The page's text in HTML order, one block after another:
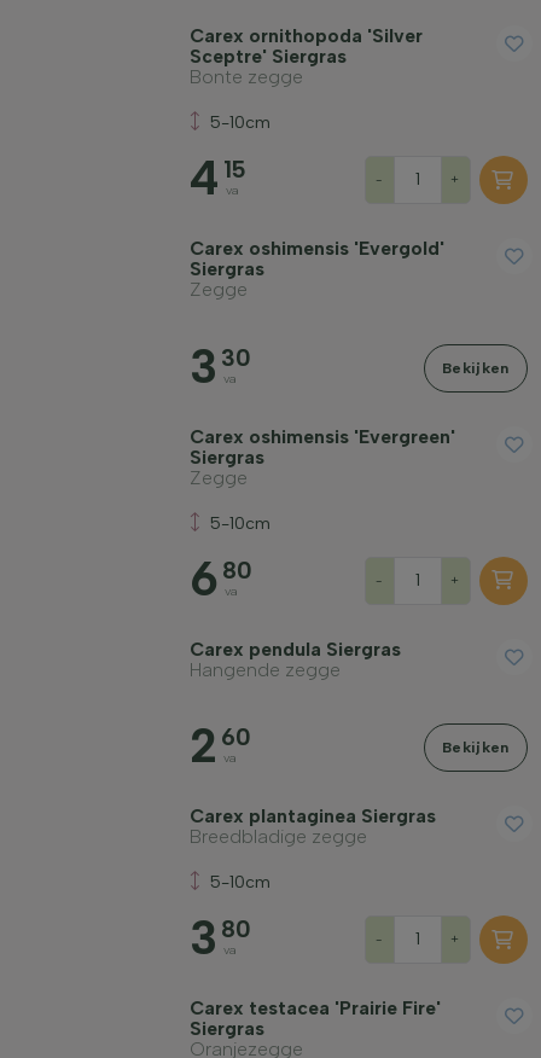
Carex ornithopoda 'Silver
Sceptre' Siergras
Bonte zegge
5-10cm
4 15
va
- +
Carex oshimensis 'Evergold'
Siergras
Zegge
3 30
va
Bekijken
Carex oshimensis 'Evergreen'
Siergras
Zegge
5-10cm
6 80
va
- +
Carex pendula Siergras
Hangende zegge
2 60
va
Bekijken
Carex plantaginea Siergras
Breedbladige zegge
5-10cm
3 80
va
- +
Carex testacea 'Prairie Fire'
Siergras
Oranjezegge